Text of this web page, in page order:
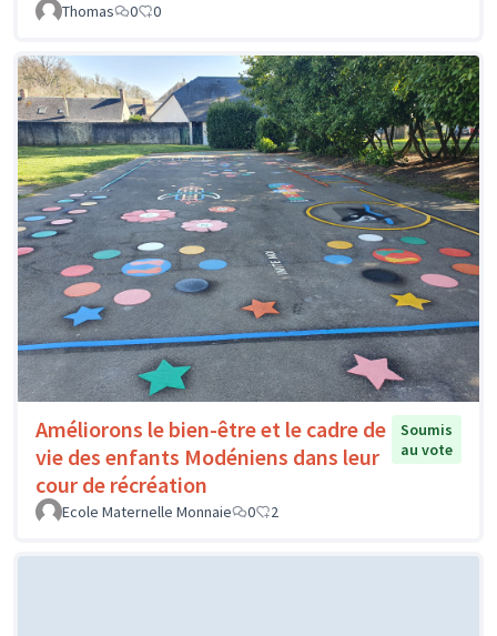
Thomas
0 0
Améliorons le bien-être et le cadre de
vie des enfants Modéniens dans leur
cour de récréation
Soumis
au vote
Ecole Maternelle Monnaie 0 2